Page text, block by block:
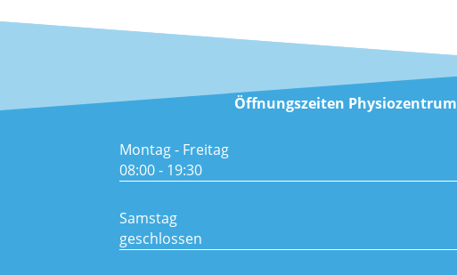
Öffnungszeiten Physiozentrum
Montag - Freitag
08:00 - 19:30
Samstag
geschlossen